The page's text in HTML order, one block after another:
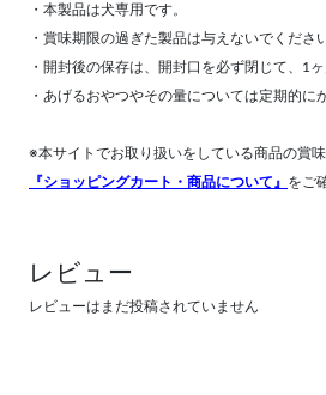
・本製品は犬専用です。
・賞味期限の過ぎた製品は与えないでくださ
・開封後の保存は、開封口を必ず閉じて、1
・あげるおやつやその量については定期的
※本サイトでお取り扱いをしている商品の賞
『ショッピングカート・商品について』 をご
レビュー
レビューはまだ投稿されていません